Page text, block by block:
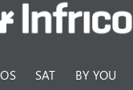
SAT BY YOU